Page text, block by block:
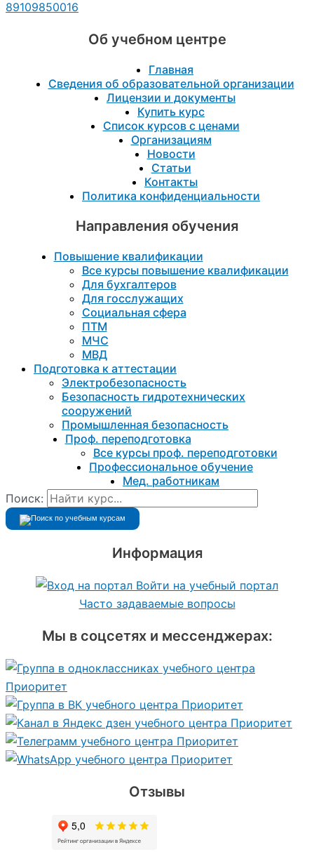
89109850016
Об учебном центре
Главная
Сведения об образовательной организации
Лицензии и документы
Купить курс
Список курсов с ценами
Организациям
Новости
Статьи
Контакты
Политика конфиденциальности
Направления обучения
Повышение квалификации
Все курсы повышение квалификации
Для бухгалтеров
Для госслужащих
Социальная сфера
ПТМ
МЧС
МВД
Подготовка к aттестации
Электробезопасность
Безопасность гидротехнических
сооружений
Промышленная безопасность
Проф. переподготовка
Все курсы проф. переподготовки
Профессиональное обучение
Мед. работникам
Поиск:
Информация
Войти на учебный портал
Часто задаваемые вопросы
Мы в соцсетях и мессенджерах:
Отзывы